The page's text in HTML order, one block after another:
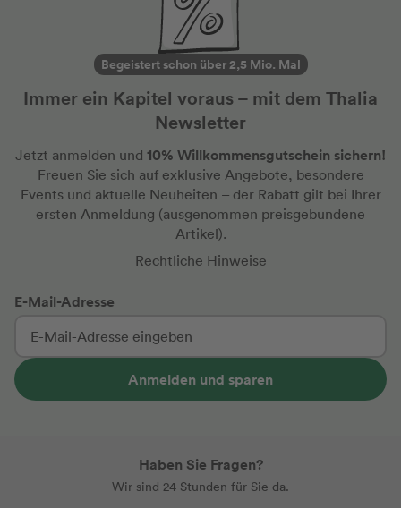
Begeistert schon über 2,5 Mio. Mal
Immer ein Kapitel voraus – mit dem Thalia
Newsletter
Jetzt anmelden und 10% Willkommensgutschein sichern!
Freuen Sie sich auf exklusive Angebote, besondere
Events und aktuelle Neuheiten – der Rabatt gilt bei Ihrer
ersten Anmeldung (ausgenommen preisgebundene
Artikel).
Rechtliche Hinweise
E-Mail-Adresse
Anmelden und sparen
Haben Sie Fragen?
Wir sind 24 Stunden für Sie da.